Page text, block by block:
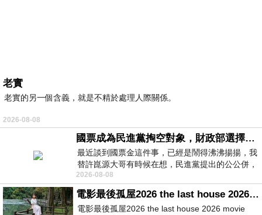
老實
老實的另一個含義，就是不精於處理人際關係。
2026-08-08
國票成為民進黨掏空對象，財政部選擇性失憶
最近談到國票金這件事，已經是鬧得沸沸揚揚，我
替許崑源大哥有時候在想，民進黨提出的公公併，
其實就是想要國庫通黨庫，鬧出最大的醜
2026-08-08
電影最後孤屋2026 the last house 2026 movie
電影最後孤屋2026 the last house 2026 movie